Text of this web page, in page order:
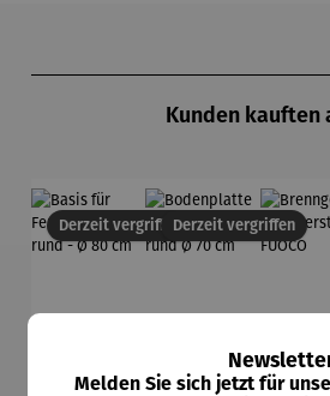
Kunden kauften
Derzeit vergriffenDerzeit vergriffen
Melden Sie sich jetzt für